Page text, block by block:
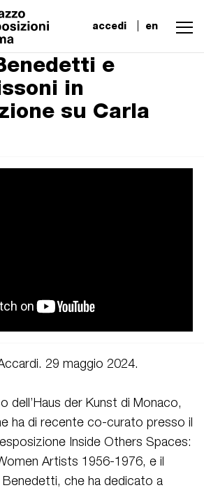
accedi en
e
in
su Carla
29 maggio 2024.
dell’Haus der Kunst di Monaco,
ha di recente co-curato presso il
Inside Others Spaces:
Artists 1956-1976, e il
che ha dedicato a